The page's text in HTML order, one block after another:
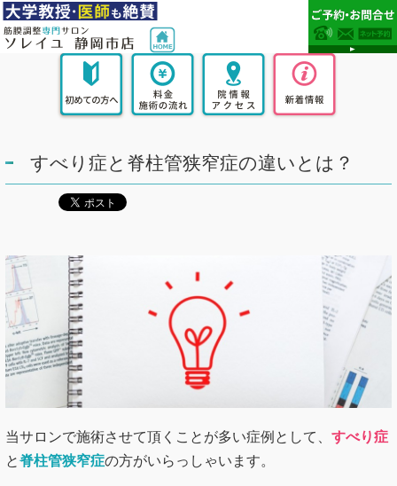
すべり症と脊柱管狭窄症の違いとは？
当サロンで施術させて頂くことが多い症例として、 すべり症
と脊柱管狭窄症の方がいらっしゃいます。